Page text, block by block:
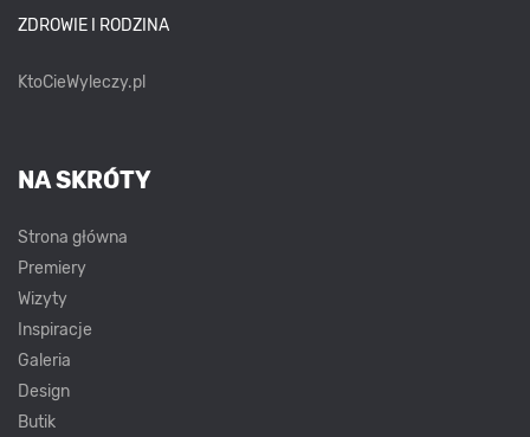
ZDROWIE I RODZINA
KtoCieWyleczy.pl
NA SKRÓTY
Strona główna
Premiery
Wizyty
Inspiracje
Galeria
Design
Butik